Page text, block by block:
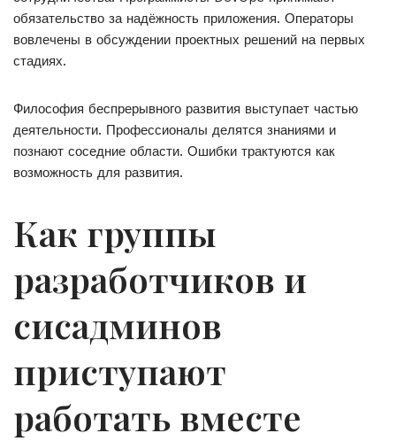
обязательство за надёжность приложения. Операторы
вовлечены в обсуждении проектных решений на первых
стадиях.
Философия беспрерывного развития выступает частью
деятельности. Профессионалы делятся знаниями и
познают соседние области. Ошибки трактуются как
возможность для развития.
Как группы
разработчиков и
сисадминов
приступают
работать вместе